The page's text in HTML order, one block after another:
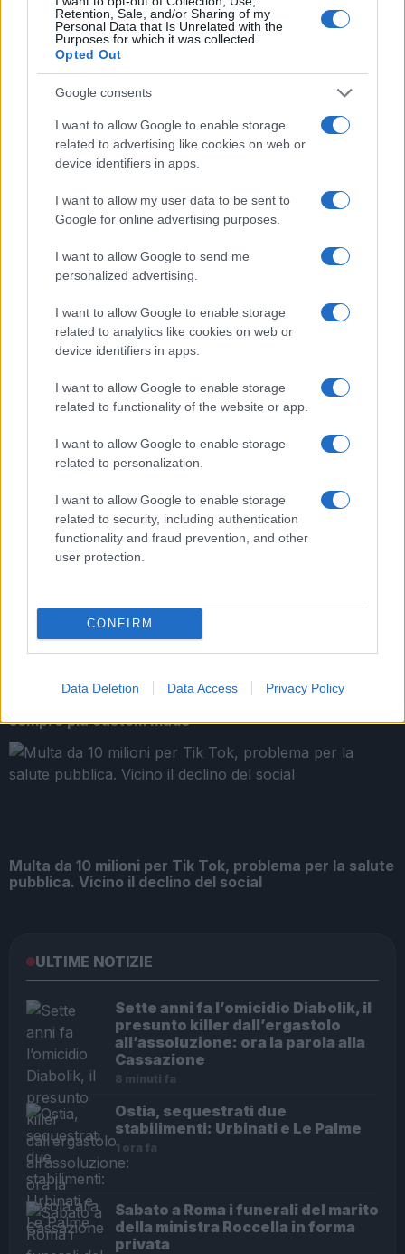
Retention, Sale, and/or Sharing of my
Personal Data that Is Unrelated with the
Purposes for which it was collected.
Opted Out
Google consents
I want to allow Google to enable storage
related to advertising like cookies on web or
device identifiers in apps.
I want to allow my user data to be sent to
Google for online advertising purposes.
I want to allow Google to send me
personalized advertising.
I want to allow Google to enable storage
related to analytics like cookies on web or
device identifiers in apps.
I want to allow Google to enable storage
related to functionality of the website or app.
I want to allow Google to enable storage
related to personalization.
I want to allow Google to enable storage
related to security, including authentication
functionality and fraud prevention, and other
user protection.
CONFIRM
Data Deletion Data Access Privacy Policy
chiedere più tutele, più controlli e una maggiore
consapevolezza. Riusciremo a garantire un futuro
migliore per i nostri ragazzi, o continueremo a
contare le vittime di una mancanza di attenzione e
prevenzione?
Precedente
l’ennesima truffa
che colpisce Roma
giustizia
Chiesa in crisi: il
caso Pelayo e il
giovani Incidente Roma
ARTICOLI CORRELATI
Roma sotto attacco: la ‘ndrangheta e il suo primo
‘locale’
sempre più custom made
Multa da 10 milioni per Tik Tok, problema per la salute
pubblica. Vicino il declino del social
ULTIME NOTIZIE
Sette anni fa l’omicidio Diabolik, il
presunto killer dall’ergastolo
all’assoluzione: ora la parola alla
Cassazione
8 minuti fa
Ostia, sequestrati due
stabilimenti: Urbinati e Le Palme
1 ora fa
Sabato a Roma i funerali del marito
della ministra Roccella in forma
privata